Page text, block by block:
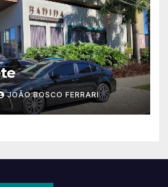
JOÃO BOSCO FERRARI